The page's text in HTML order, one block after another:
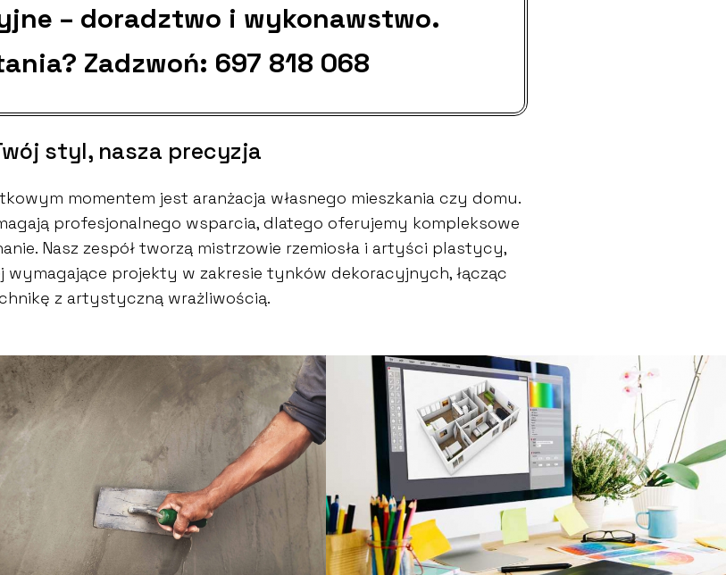
– doradztwo i wykonawstwo.
Zadzwoń: 697 818 068
styl, nasza precyzja
momentem jest aranżacja własnego mieszkania czy domu.
profesjonalnego wsparcia, dlatego oferujemy kompleksowe
Nasz zespół tworzą mistrzowie rzemiosła i artyści plastycy,
wymagające projekty w zakresie tynków dekoracyjnych, łącząc
z artystyczną wrażliwością.